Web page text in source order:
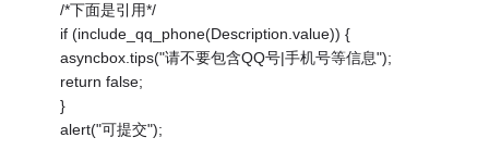
/*下面是引用*/
if (include_qq_phone(Description.value)) {
asyncbox.tips("请不要包含QQ号|手机号等信息");
return false;
}
alert("可提交");